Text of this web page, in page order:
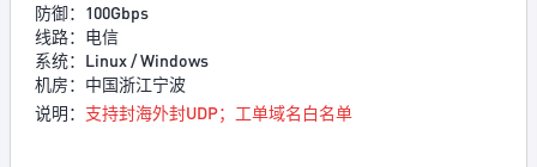
防御：100Gbps
线路：电信
系统：Linux / Windows
机房：中国浙江宁波
说明： 支持封海外封UDP；工单域名白名单